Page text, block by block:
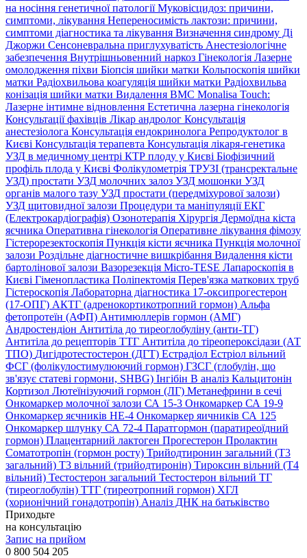
на носіння генетичної патологіїМуковісцидоз: причини,
симптоми, лікування Непереносимість лактози: причини,
симптоми діагностика та лікування Визначення синдрому Ді
Джоржи Сенсоневральна приглухуватість Анестезіологічне
забезпечення Внутрішньовенний наркоз Гінекологія Лазерне
омолодження піхви Біопсія шийки матки Кольпоскопія шийки
матки Радіохвильова коагуляція шийки матки Радіохвильва
конізація шийки матки Видалення ВМС Monalisa Touch:
Лазерне інтимне відновлення Естетична лазерна гінекологія
Консультації фахівців Лікар андролог Консультація
анестезіолога Консультація ендокринолога Репродуктолог в
Києві Консультація терапевта Консультація лікаря-генетика
УЗД в медичному центрі КТР плоду у Києві Біофізичний
профіль плода у Києві Фолікулометрія ТРУЗІ (трансректальне
УЗД) простати УЗД молочних залоз УЗД мошонки УЗД
органів малого тазу УЗД простати (передміхурової залози)
УЗД щитовидної залози Процедури та маніпуляціїЕКГ
(Електрокардіографія) Озонотерапія Хірургія Дермоїдна кіста
яєчника Оперативна гінекологія Оперативне лікування фімозу
Гістерорезектоскопія Пункція кісти яєчника Пункція молочної
залози Роздільне діагностичне вишкрібання Видалення кісти
бартолінової залози Вазорезекція Micro-TESE Лапароскопія в
Києві Гіменопластика Поліпектомія Перев'язка маткових труб
Гістероскопія Лабораторна діагностика 17-оксипрогестерон
(17-ОПГ) АКТГ (адренокортикотропний гормон) Альфа
фетопротеїн (АФП) Антимюллерів гормон (АМГ)
Андростендіон Антитіла до тиреоглобуліну (анти-ТГ)
Антитіла до рецепторів ТТГ Антитіла до тіреопероксідази (АТ
ТПО) Дигідротестостерон (ДГТ) Естрадіол Естріол вільний
ФСГ (фолікулостимулюючий гормон) ГЗСГ (глобулін, що
зв'язує статеві гормони, SHBG) Інгібін B аналіз Кальцитонін
Кортизол Лютеїнізуючий гормон (ЛГ) Метанефрини в сечі
Онкомаркер молочної залози СА 15-3 Онкомаркер СА 19-9
Онкомаркер яєчників НЕ-4 Онкомаркер яичників СА 125
Онкомаркер шлунку СА 72-4 Паратгормон (паратиреоїдний
гормон) Плацентарний лактоген Прогестерон Пролактин
Соматотропін (гормон росту) Трийодтиронин загальний (Т3
загальний) Т3 вільний (трийодтиронін) Тироксин вільний (Т4
вільний) Тестостерон загальний Тестостерон вільний ТГ
(тиреоглобулін) ТТГ (тиреотропний гормон) ХГЛ
(хорионічний гонадотропін) Аналіз ДНК на батьківство
Приходьте
на консультацію
Запис на прийом
0 800 504 205